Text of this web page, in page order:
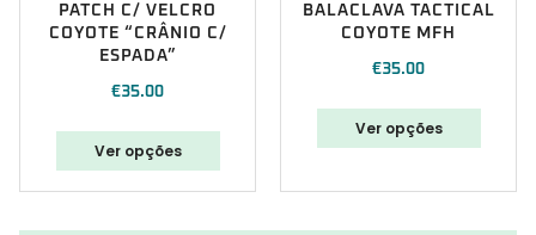
PATCH C/ VELCRO
COYOTE “CRÂNIO C/
ESPADA”
€35.00
Ver opções
BALACLAVA TACTICAL
COYOTE MFH
€35.00
Ver opções